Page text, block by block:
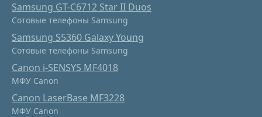
Samsung GT-C6712 Star II Duos
Сотовые телефоны Samsung
Samsung S5360 Galaxy Young
Сотовые телефоны Samsung
Canon i-SENSYS MF4018
МФУ Canon
Canon LaserBase MF3228
МФУ Canon